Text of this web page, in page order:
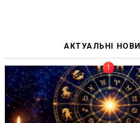
АКТУАЛЬНІ